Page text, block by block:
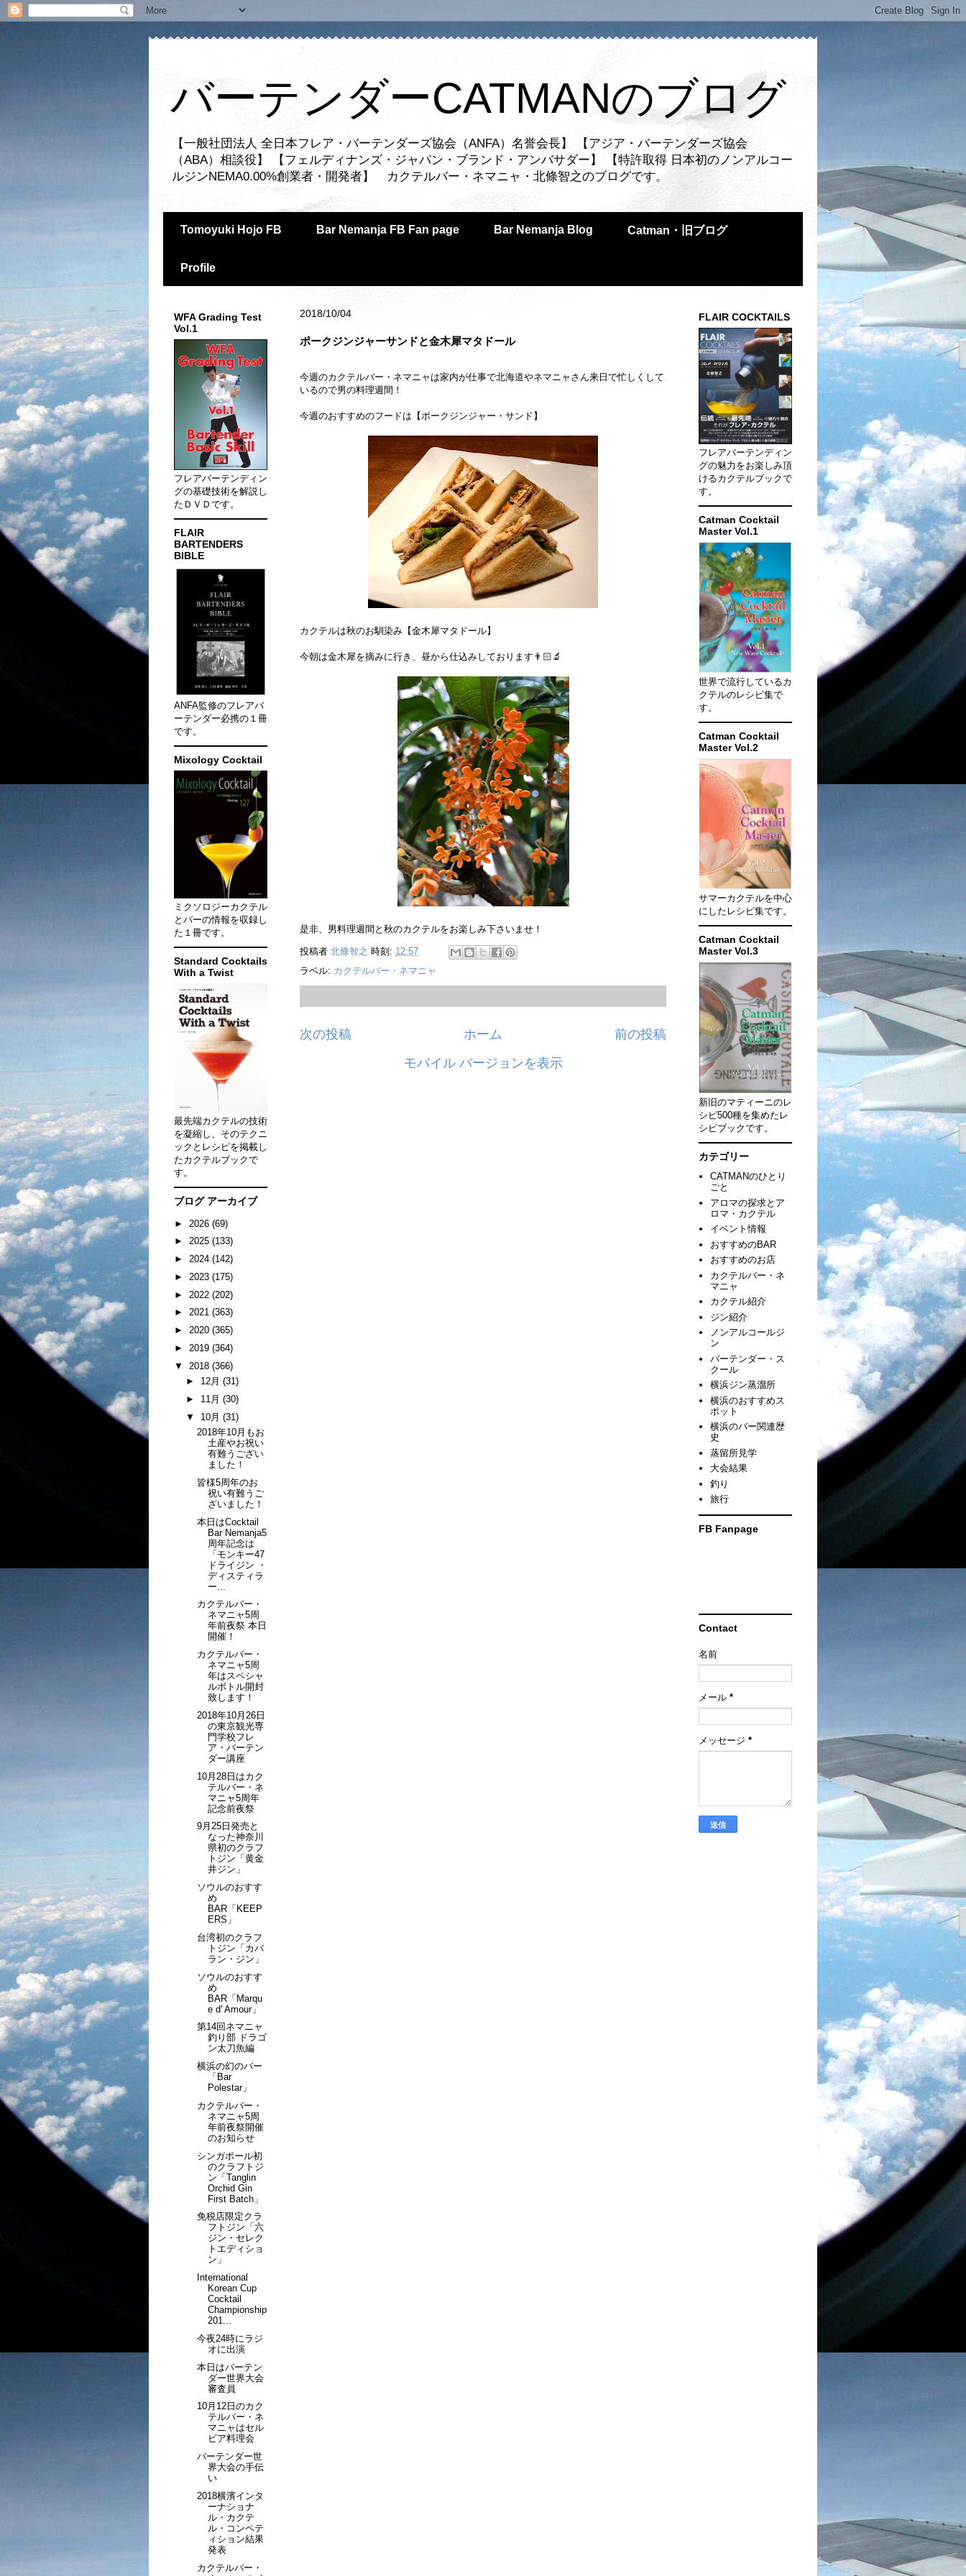
バーテンダーCATMANのブログ
【一般社団法人 全日本フレア・バーテンダーズ協会（ANFA）名誉会長】 【アジア・バーテンダーズ協会
（ABA）相談役】 【フェルディナンズ・ジャパン・ブランド・アンバサダー】 【特許取得 日本初のノンアルコー
ルジンNEMA0.00%創業者・開発者】 カクテルバー・ネマニャ・北條智之のブログです。
Tomoyuki Hojo FB Bar Nemanja FB Fan page Bar Nemanja Blog Catman・旧ブログ
Profile
2018/10/04
ポークジンジャーサンドと金木犀マタドール
今週のカクテルバー・ネマニャは家内が仕事で北海道やネマニャさん来日で忙しくして
いるので男の料理週間！
今週のおすすめのフードは【ポークジンジャー・サンド】
カクテルは秋のお馴染み【金木犀マタドール】
今朝は金木犀を摘みに行き、昼から仕込みしております👨🏻‍🔬
是非、男料理週間と秋のカクテルをお楽しみ下さいませ！
投稿者 北條智之 時刻: 12:57
ラベル: カクテルバー・ネマニャ
次の投稿 前の投稿
ホーム
モバイル バージョンを表示
WFA Grading Test
Vol.1
フレアバーテンディン
グの基礎技術を解説し
たＤＶＤです。
FLAIR
BARTENDERS
BIBLE
ANFA監修のフレアバ
ーテンダー必携の１冊
です。
Mixology Cocktail
ミクソロジーカクテル
とバーの情報を収録し
た１冊です。
Standard Cocktails
With a Twist
最先端カクテルの技術
を凝縮し、そのテクニ
ックとレシピを掲載し
たカクテルブックで
す。
ブログ アーカイブ
► 2026 (69)
► 2025 (133)
► 2024 (142)
► 2023 (175)
► 2022 (202)
► 2021 (363)
► 2020 (365)
► 2019 (364)
▼ 2018 (366)
► 12月 (31)
► 11月 (30)
▼ 10月 (31)
2018年10月もお
土産やお祝い
有難うござい
ました！
皆様5周年のお
祝い有難うご
ざいました！
本日はCocktail
Bar Nemanja5
周年記念は
「モンキー47
ドライジン ・
ディスティラ
ー...
カクテルバー・
ネマニャ5周
年前夜祭 本日
開催！
カクテルバー・
ネマニャ5周
年はスペシャ
ルボトル開封
致します！
2018年10月26日
の東京観光専
門学校フレ
ア・バーテン
ダー講座
10月28日はカク
テルバー・ネ
マニャ5周年
記念前夜祭
9月25日発売と
なった神奈川
県初のクラフ
トジン「黄金
井ジン」
ソウルのおすす
め
BAR「KEEP
ERS」
台湾初のクラフ
トジン「カバ
ラン・ジン」
ソウルのおすす
め
BAR「Marqu
e d' Amour」
第14回ネマニャ
釣り部 ドラゴ
ン太刀魚編
横浜の幻のバー
「Bar
Polestar」
カクテルバー・
ネマニャ5周
年前夜祭開催
のお知らせ
シンガポール初
のクラフトジ
ン「Tanglin
Orchid Gin
First Batch」
免税店限定クラ
フトジン「六
ジン・セレク
トエディショ
ン」
International
Korean Cup
Cocktail
Championship
201...
今夜24時にラジ
オに出演
本日はバーテン
ダー世界大会
審査員
10月12日のカク
テルバー・ネ
マニャはセル
ビア料理会
バーテンダー世
界大会の手伝
い
2018横濱インタ
ーナショナ
ル・カクテ
ル・コンペテ
ィション結果
発表
カクテルバー・
FLAIR COCKTAILS
フレアバーテンディン
グの魅力をお楽しみ頂
けるカクテルブックで
す。
Catman Cocktail
Master Vol.1
世界で流行しているカ
クテルのレシピ集で
す。
Catman Cocktail
Master Vol.2
サマーカクテルを中心
にしたレシピ集です。
Catman Cocktail
Master Vol.3
新旧のマティーニのレ
シピ500種を集めたレ
シピブックです。
カテゴリー
CATMANのひとり
ごと
アロマの探求とア
ロマ・カクテル
イベント情報
おすすめのBAR
おすすめのお店
カクテルバー・ネ
マニャ
カクテル紹介
ジン紹介
ノンアルコールジ
ン
バーテンダー・ス
クール
横浜ジン蒸溜所
横浜のおすすめス
ポット
横浜のバー関連歴
史
蒸留所見学
大会結果
釣り
旅行
FB Fanpage
Contact
名前
メール *
メッセージ *